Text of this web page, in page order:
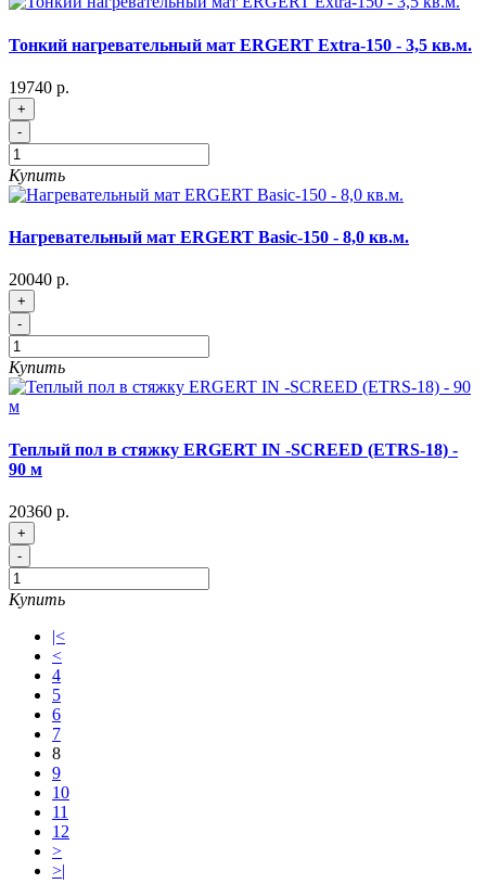
Тонкий нагревательный мат ERGERT Extra-150 - 3,5 кв.м.
19740 р.
+
-
Купить
Нагревательный мат ERGERT Basic-150 - 8,0 кв.м.
20040 р.
+
-
Купить
Теплый пол в стяжку ERGERT IN -SCREED (ETRS-18) -
90 м
20360 р.
+
-
Купить
|<
<
4
5
6
7
8
9
10
11
12
>
>|